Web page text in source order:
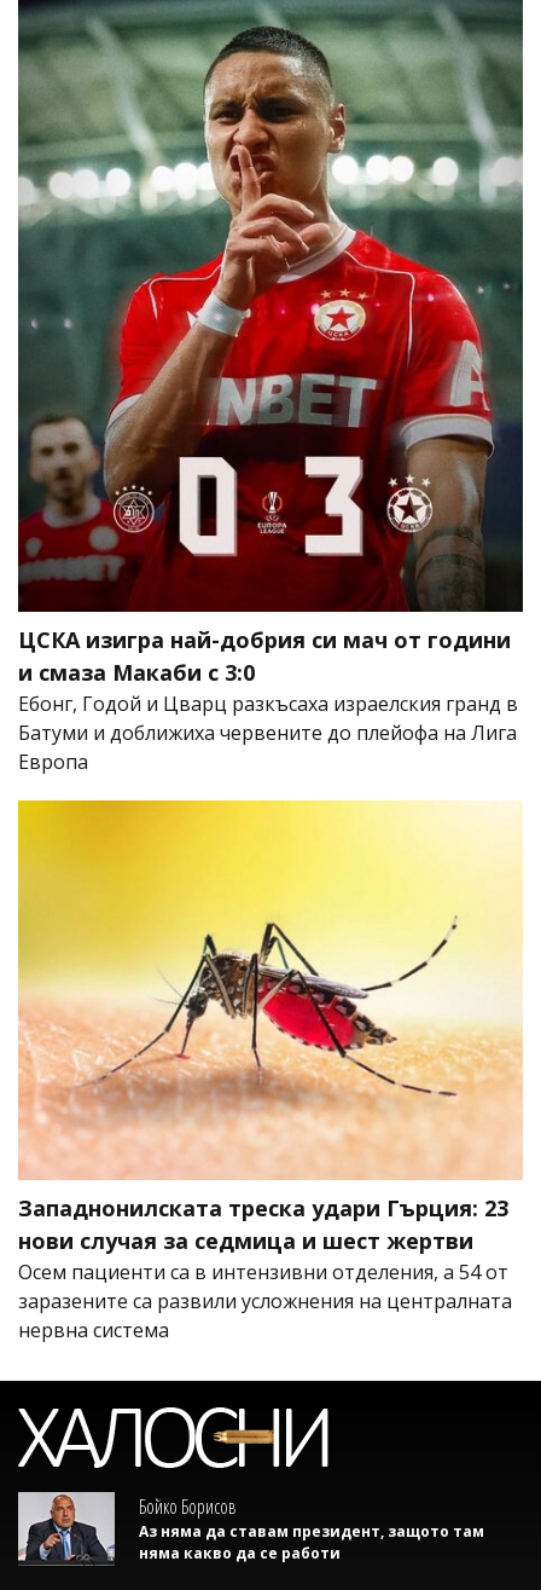
ЦСКА изигра най-добрия си мач от години
и смаза Макаби с 3:0
Ебонг, Годой и Цварц разкъсаха израелския гранд в
Батуми и доближиха червените до плейофа на Лига
Европа
Западнонилската треска удари Гърция: 23
нови случая за седмица и шест жертви
Осем пациенти са в интензивни отделения, а 54 от
заразените са развили усложнения на централната
нервна система
Бойко Борисов
Аз няма да ставам президент, защото там
няма какво да се работи